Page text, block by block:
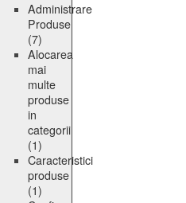
Administrare
Produse
(7)
Alocarea
mai
multe
produse
in
categorii
(1)
Caracteristici
produse
(1)